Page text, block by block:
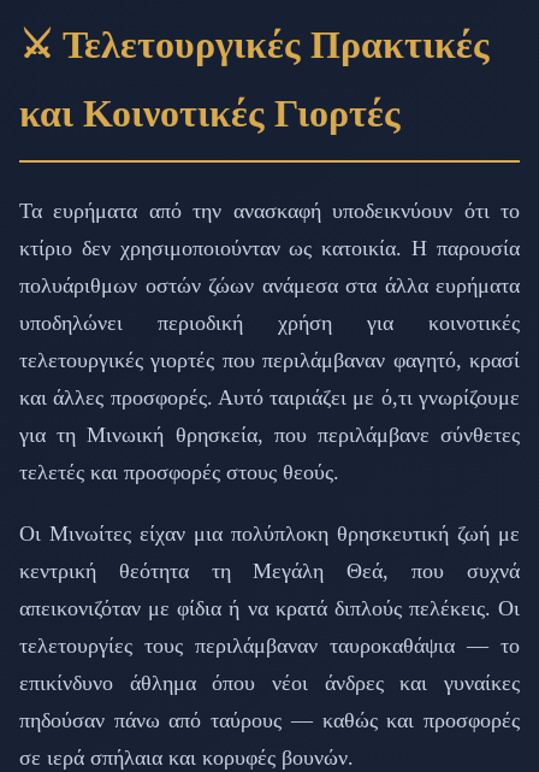
⚔️ Τελετουργικές Πρακτικές
και Κοινοτικές Γιορτές
Τα ευρήματα από την ανασκαφή υποδεικνύουν ότι το
κτίριο δεν χρησιμοποιούνταν ως κατοικία. Η παρουσία
πολυάριθμων οστών ζώων ανάμεσα στα άλλα ευρήματα
υποδηλώνει περιοδική χρήση για κοινοτικές
τελετουργικές γιορτές που περιλάμβαναν φαγητό, κρασί
και άλλες προσφορές. Αυτό ταιριάζει με ό,τι γνωρίζουμε
για τη Μινωική θρησκεία, που περιλάμβανε σύνθετες
τελετές και προσφορές στους θεούς.
Οι Μινωίτες είχαν μια πολύπλοκη θρησκευτική ζωή με
κεντρική θεότητα τη Μεγάλη Θεά, που συχνά
απεικονιζόταν με φίδια ή να κρατά διπλούς πελέκεις. Οι
τελετουργίες τους περιλάμβαναν ταυροκαθάψια — το
επικίνδυνο άθλημα όπου νέοι άνδρες και γυναίκες
πηδούσαν πάνω από ταύρους — καθώς και προσφορές
σε ιερά σπήλαια και κορυφές βουνών.